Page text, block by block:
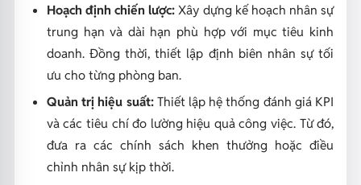
Hoạch định chiến lược: Xây dựng kế hoạch nhân sự
trung hạn và dài hạn phù hợp với mục tiêu kinh
doanh. Đồng thời, thiết lập định biên nhân sự tối
ưu cho từng phòng ban.
Quản trị hiệu suất:Thiết lập hệ thống đánh giá KPI
và các tiêu chí đo lường hiệu quả công việc. Từ đó,
đưa ra các chính sách khen thưởng hoặc điều
chỉnh nhân sự kịp thời.